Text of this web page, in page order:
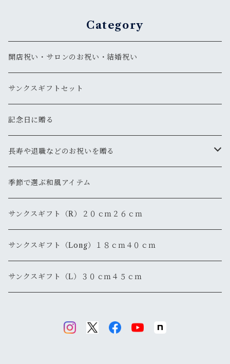
Category
開店祝い・サロンのお祝い・結婚祝い
サンクスギフトセット
記念日に贈る
長寿や退職などのお祝いを贈る
還暦
退職・退官
季節で選ぶ和風アイテム
サンクスギフト（R）２０ｃｍ２６ｃｍ
サンクスギフト（Long）１８ｃｍ４０ｃｍ
サンクスギフト（L）３０ｃｍ４５ｃｍ